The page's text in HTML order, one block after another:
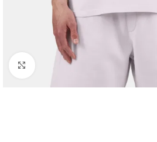
Click to enlarge